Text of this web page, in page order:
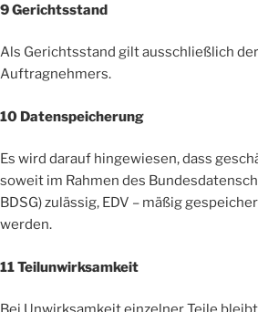
9 Gerichtsstand
Als Gerichtsstand gilt ausschließlich
Auftragnehmers.
10 Datenspeicherung
Es wird darauf hingewiesen, dass
soweit im Rahmen des
BDSG) zulässig, EDV – mäßig
werden.
11 Teilunwirksamkeit